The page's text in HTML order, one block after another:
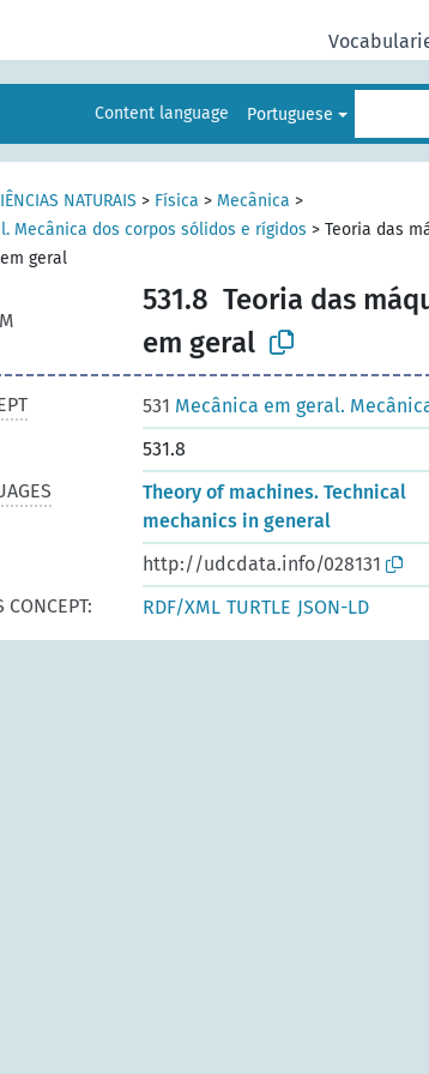
Content language Portuguese
NATURAIS > Física > Mecânica >
Mecânica dos corpos sólidos e rígidos > Teoria das
geral
531.8 Teoria das
em geral
531 Mecânica em geral.
531.8
Theory of machines. Technical
mechanics in general
http://udcdata.info/028131
CONCEPT:
RDF/XML TURTLE JSON-LD